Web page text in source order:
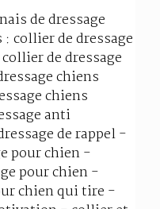
de dressage
collier de dressage
de dressage
chiens
chiens
anti
de rappel -
pour chien -
pour chien -
chien qui tire -